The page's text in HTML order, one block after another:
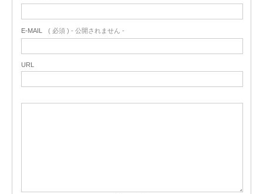
E-MAIL ( 必須 ) - 公開されません -
URL